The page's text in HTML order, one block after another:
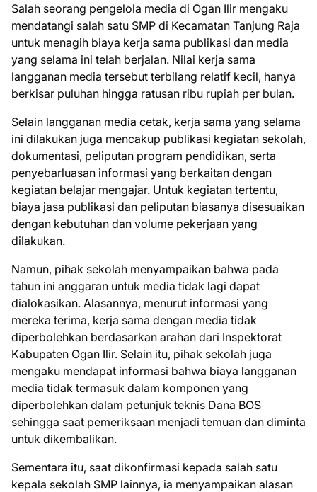
Salah seorang pengelola media di Ogan Ilir mengaku
mendatangi salah satu SMP di Kecamatan Tanjung Raja
untuk menagih biaya kerja sama publikasi dan media
yang selama ini telah berjalan. Nilai kerja sama
langganan media tersebut terbilang relatif kecil, hanya
berkisar puluhan hingga ratusan ribu rupiah per bulan.
Selain langganan media cetak, kerja sama yang selama
ini dilakukan juga mencakup publikasi kegiatan sekolah,
dokumentasi, peliputan program pendidikan, serta
penyebarluasan informasi yang berkaitan dengan
kegiatan belajar mengajar. Untuk kegiatan tertentu,
biaya jasa publikasi dan peliputan biasanya disesuaikan
dengan kebutuhan dan volume pekerjaan yang
dilakukan.
Namun, pihak sekolah menyampaikan bahwa pada
tahun ini anggaran untuk media tidak lagi dapat
dialokasikan. Alasannya, menurut informasi yang
mereka terima, kerja sama dengan media tidak
diperbolehkan berdasarkan arahan dari Inspektorat
Kabupaten Ogan Ilir. Selain itu, pihak sekolah juga
mengaku mendapat informasi bahwa biaya langganan
media tidak termasuk dalam komponen yang
diperbolehkan dalam petunjuk teknis Dana BOS
sehingga saat pemeriksaan menjadi temuan dan diminta
untuk dikembalikan.
Sementara itu, saat dikonfirmasi kepada salah satu
kepala sekolah SMP lainnya, ia menyampaikan alasan